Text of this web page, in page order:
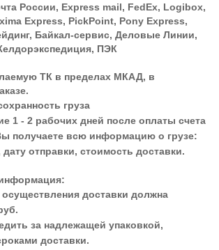
России, Express mail, FedEx, Logibox,
Express, PickPoint, Pony Express,
Байкал-сервис, Деловые Линии,
ПЭК
ТК в пределах МКАД, в
груза
1 - 2 рабочих дней после оплаты счета
получаете всю информацию о грузе:
отправки, стоимость доставки.
доставки должна
за надлежащей упаковкой,
доставки.